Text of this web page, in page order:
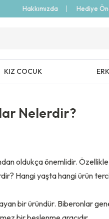
Hakkımızda Hediye
KIZ COCUK
Nelerdir?
oldukça önemlidir.
Hangi yaşta hangi ürün
bir üründür. Biberonlar